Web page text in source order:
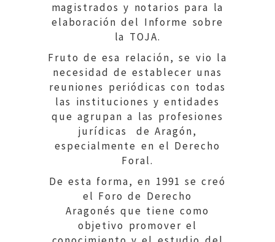
magistrados y notarios para la
elaboración del Informe sobre
la TOJA.
Fruto de esa relación, se vio la
necesidad de establecer unas
reuniones periódicas con todas
las instituciones y entidades
que agrupan a las profesiones
jurídicas de Aragón,
especialmente en el Derecho
Foral.
De esta forma, en 1991 se creó
el Foro de Derecho
Aragonés que tiene como
objetivo promover el